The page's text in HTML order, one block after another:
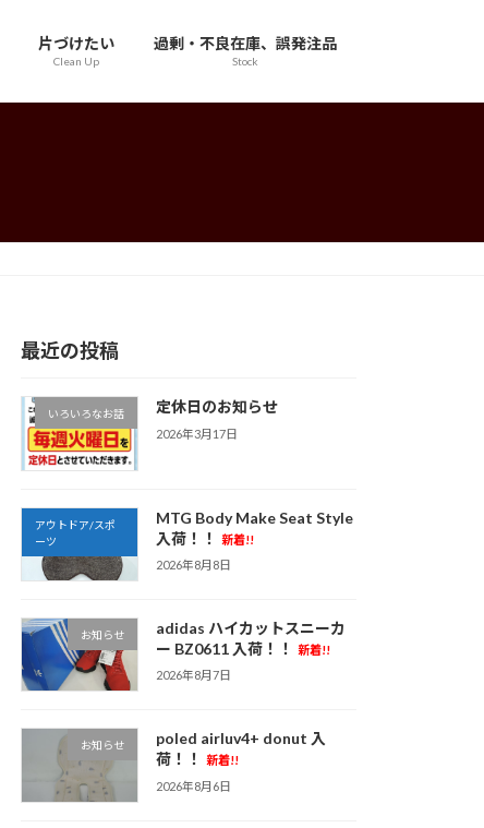
片づけたい
Clean Up
過剰・不良在庫、誤発注品
Stock
最近の投稿
いろいろなお話 定休日のお知らせ
2026年3月17日
アウトドア/スポ
ーツ
MTG Body Make Seat Style
入荷！！
新着!!
2026年8月8日
お知らせ
adidas ハイカットスニーカ
ー BZ0611 入荷！！
新着!!
2026年8月7日
お知らせ
poled airluv4+ donut 入
荷！！
新着!!
2026年8月6日